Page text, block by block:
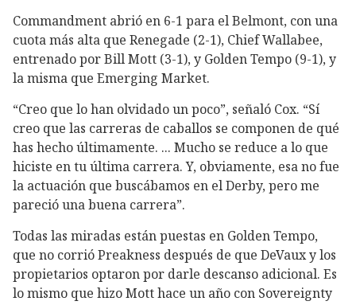
Commandment abrió en 6-1 para el Belmont, con una
cuota más alta que Renegade (2-1), Chief Wallabee,
entrenado por Bill Mott (3-1), y Golden Tempo (9-1), y
la misma que Emerging Market.
“Creo que lo han olvidado un poco”, señaló Cox. “Sí
creo que las carreras de caballos se componen de qué
has hecho últimamente. ... Mucho se reduce a lo que
hiciste en tu última carrera. Y, obviamente, esa no fue
la actuación que buscábamos en el Derby, pero me
pareció una buena carrera”.
Todas las miradas están puestas en Golden Tempo,
que no corrió Preakness después de que DeVaux y los
propietarios optaron por darle descanso adicional. Es
lo mismo que hizo Mott hace un año con Sovereignty